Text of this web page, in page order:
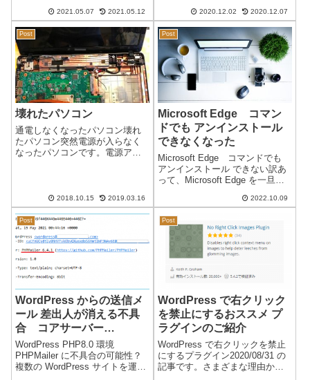
は、無かったけど…「何か設定
したかな？」と思い慌てて確認
しました...
2021.05.07 2021.05.12
meetnowlearnWindows 10
Ver20H2 build 19042.662 にアッ
プデート後、Sky...
2020.12.02 2020.12.07
Post
壊れたパソコン
通電しなくなったパソコン壊れ
たパソコン突然電源が入らなく
なったパソコンです。電源アダ
を試みましたが、残念ながら治
りませんでした。かなり頑張っ
て治ることを願っ...
2018.10.15 2019.03.16
Post
Microsoft Edge コマン
ドでも アンインストール
できなくなった
Microsoft Edge コマンドでも
アンインストール できない訳あ
って、Microsoft Edge を一旦削
としましたが、コマンド でも ア
ていました。少し前から、Micr...
2022.10.09
Post
WordPress からの送信メ
ール 差出人が消える不具
合 コアサーバー
（CORESERVER）V1
PHP8.0・PHP8.1
WordPress PHP8.0 環境
PHPMailer に不具合の可能性？
複数の WordPress サイトを運営
Post
WordPress で右クリック
を禁止にするおススメ プ
ラグインのご紹介
WordPress で右クリックを禁止
にするプラグイン2020/08/31 の
記事です。さまざまな理由か